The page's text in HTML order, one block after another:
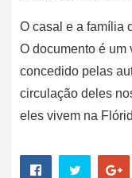
O casal e a família
O documento é um
concedido pelas
circulação deles
eles vivem na